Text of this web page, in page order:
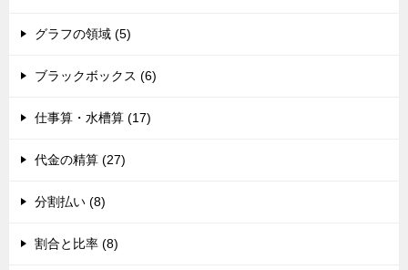
グラフの領域 (5)
ブラックボックス (6)
仕事算・水槽算 (17)
代金の精算 (27)
分割払い (8)
割合と比率 (8)